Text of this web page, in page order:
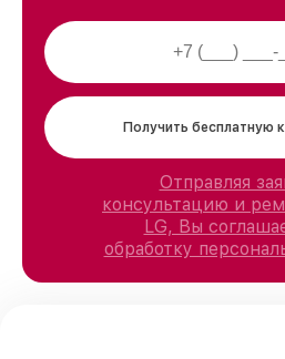
Получить бесплатную
Отправляя
консультацию и
LG, Вы
обработку